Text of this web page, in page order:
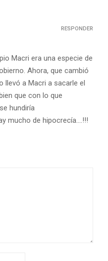
Macri era una especie de
Ahora, que cambió
llevó a Macri a sacarle el
que con lo que
hundiría
mucho de hipocrecía….!!!
RESPONDER